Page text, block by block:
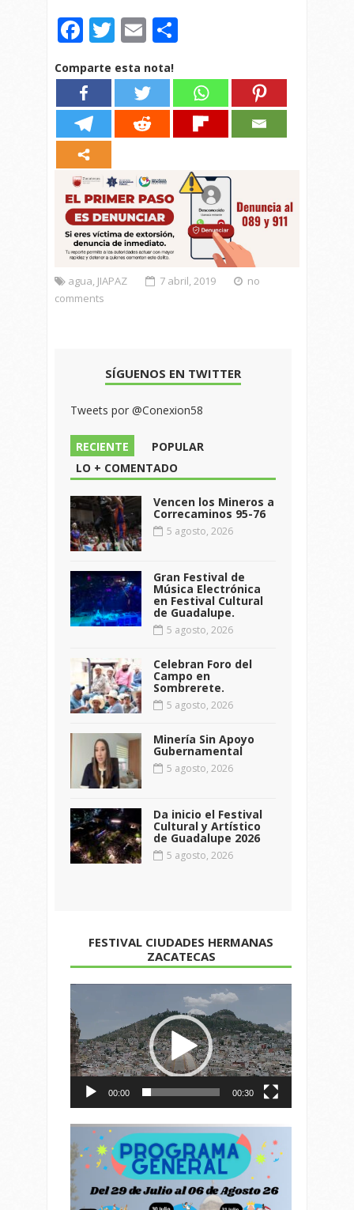
Facebook
Twitter
Email
Comparte esta nota!
agua, JIAPAZ 7 abril, 2019
no
comments
SÍGUENOS EN TWITTER
Tweets por @Conexion58
RECIENTE
POPULAR
LO + COMENTADO
Vencen los Mineros a
Correcaminos 95-76
5 agosto, 2026
Gran Festival de
Música Electrónica
en Festival Cultural
de Guadalupe.
5 agosto, 2026
Celebran Foro del
Campo en
Sombrerete.
5 agosto, 2026
Minería Sin Apoyo
Gubernamental
5 agosto, 2026
Da inicio el Festival
Cultural y Artístico
de Guadalupe 2026
5 agosto, 2026
FESTIVAL CIUDADES HERMANAS
ZACATECAS
de
vídeo
00:00 00:30